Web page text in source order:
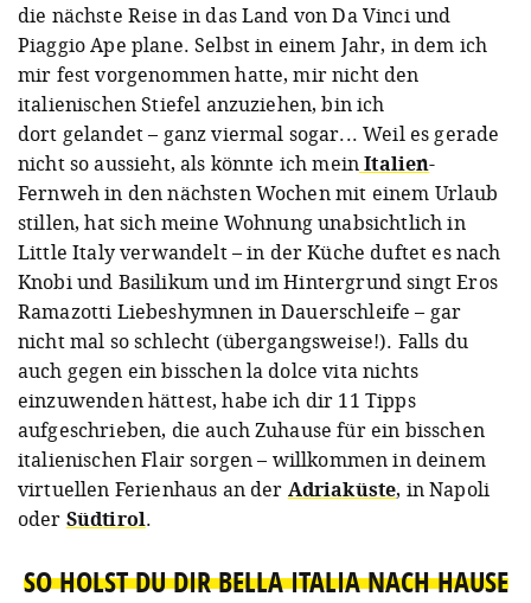
die nächste Reise in das Land von Da Vinci und
Piaggio Ape plane. Selbst in einem Jahr, in dem ich
mir fest vorgenommen hatte, mir nicht den
italienischen Stiefel anzuziehen, bin ich
dort gelandet – ganz viermal sogar... Weil es gerade
nicht so aussieht, als könnte ich meinItalien-
Fernweh in den nächsten Wochen mit einem Urlaub
stillen, hat sich meine Wohnung unabsichtlich in
Little Italy verwandelt – in der Küche duftet es nach
Knobi und Basilikum und im Hintergrund singt Eros
Ramazotti Liebeshymnen in Dauerschleife – gar
nicht mal so schlecht (übergangsweise!). Falls du
auch gegen ein bisschen la dolce vita nichts
einzuwenden hättest, habe ich dir 11 Tipps
aufgeschrieben, die auch Zuhause für ein bisschen
italienischen Flair sorgen – willkommen in deinem
virtuellen Ferienhaus an der Adriaküste, in Napoli
oder Südtirol.
SO HOLST DU DIR BELLA ITALIA NACH HAUSE